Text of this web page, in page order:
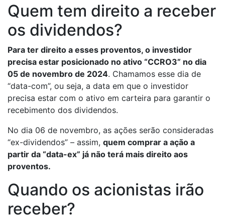
Quem tem direito a receber
os dividendos?
Para ter direito a esses proventos, o investidor
precisa estar posicionado no ativo “CCRO3” no dia
05 de novembro de 2024. Chamamos esse dia de
“data-com”, ou seja, a data em que o investidor
precisa estar com o ativo em carteira para garantir o
recebimento dos dividendos.
No dia 06 de novembro, as ações serão consideradas
“ex-dividendos” – assim, quem comprar a ação a
partir da “data-ex” já não terá mais direito aos
proventos.
Quando os acionistas irão
receber?